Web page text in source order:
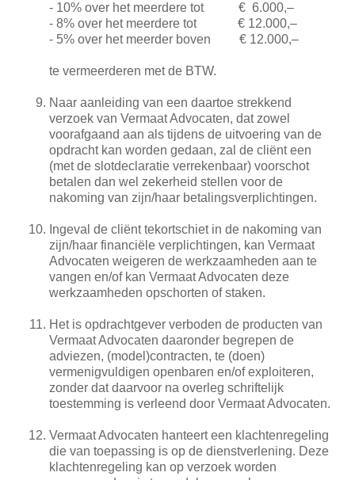
- 10% over het meerdere tot € 6.000,–
- 8% over het meerdere tot € 12.000,–
- 5% over het meerder boven € 12.000,–
te vermeerderen met de BTW.
Naar aanleiding van een daartoe strekkend
verzoek van Vermaat Advocaten, dat zowel
voorafgaand aan als tijdens de uitvoering van de
opdracht kan worden gedaan, zal de cliënt een
(met de slotdeclaratie verrekenbaar) voorschot
betalen dan wel zekerheid stellen voor de
nakoming van zijn/haar betalingsverplichtingen.
Ingeval de cliënt tekortschiet in de nakoming van
zijn/haar financiële verplichtingen, kan Vermaat
Advocaten weigeren de werkzaamheden aan te
vangen en/of kan Vermaat Advocaten deze
werkzaamheden opschorten of staken.
Het is opdrachtgever verboden de producten van
Vermaat Advocaten daaronder begrepen de
adviezen, (model)contracten, te (doen)
vermenigvuldigen openbaren en/of exploiteren,
zonder dat daarvoor na overleg schriftelijk
toestemming is verleend door Vermaat Advocaten.
Vermaat Advocaten hanteert een klachtenregeling
die van toepassing is op de dienstverlening. Deze
klachtenregeling kan op verzoek worden